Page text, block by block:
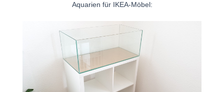
Aquarien für IKEA-Möbel: